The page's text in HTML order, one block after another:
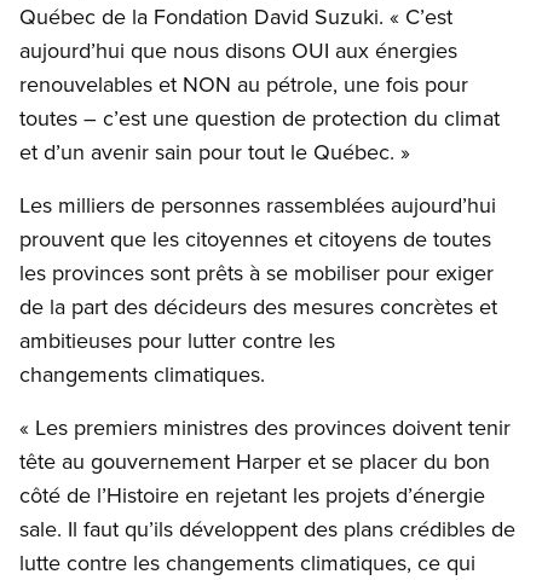
Québec de la Fondation David Suzuki. « C’est
aujourd’hui que nous disons OUI aux énergies
renouvelables et NON au pétrole, une fois pour
toutes – c’est une question de protection du climat
et d’un avenir sain pour tout le Québec. »
Les milliers de personnes rassemblées aujourd’hui
prouvent que les citoyennes et citoyens de toutes
les provinces sont prêts à se mobiliser pour exiger
de la part des décideurs des mesures concrètes et
ambitieuses pour lutter contre les
changements climatiques.
« Les premiers ministres des provinces doivent tenir
tête au gouvernement Harper et se placer du bon
côté de l’Histoire en rejetant les projets d’énergie
sale. Il faut qu’ils développent des plans crédibles de
lutte contre les changements climatiques, ce qui